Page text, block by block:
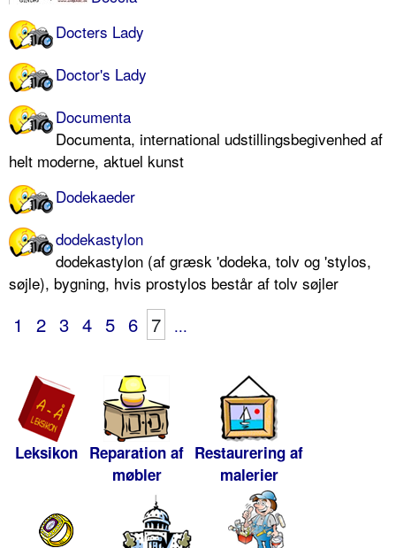
Docters Lady
Doctor's Lady
Documenta
Documenta, international udstillingsbegivenhed af
helt moderne, aktuel kunst
Dodekaeder
dodekastylon
dodekastylon (af græsk 'dodeka, tolv og 'stylos,
søjle), bygning, hvis prostylos består af tolv søjler
1 2 3 4 5 6 7 ...
Leksikon Reparation af
møbler
Restaurering af
malerier